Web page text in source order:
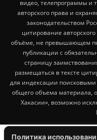
Политика
видео, телепрограммы и
авторского права и
законодательством
цитирование
объёме, не превышающем
публикации с
страницу
размещаться в тексте
для индексации
общего объема материала,
Хакасии», возможно